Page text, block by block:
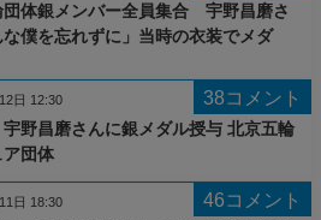
団体銀メンバー全員集合 宇野昌磨さ
な僕を忘れずに」当時の衣装でメダ
38コメント
宇野昌磨さんに銀メダル授与 北京五輪
ア団体
日 12:30
46コメント
日 18:30